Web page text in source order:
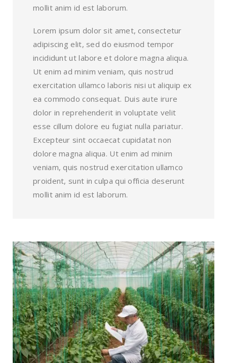
mollit anim id est laborum.
Lorem ipsum dolor sit amet, consectetur
adipiscing elit, sed do eiusmod tempor
incididunt ut labore et dolore magna aliqua.
Ut enim ad minim veniam, quis nostrud
exercitation ullamco laboris nisi ut aliquip ex
ea commodo consequat. Duis aute irure
dolor in reprehenderit in voluptate velit
esse cillum dolore eu fugiat nulla pariatur.
Excepteur sint occaecat cupidatat non
dolore magna aliqua. Ut enim ad minim
veniam, quis nostrud exercitation ullamco
proident, sunt in culpa qui officia deserunt
mollit anim id est laborum.